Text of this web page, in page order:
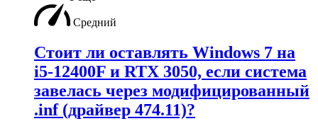
Средний
Стоит ли оставлять Windows 7 на
i5-12400F и RTX 3050, если система
завелась через модифицированный
.inf (драйвер 474.11)?